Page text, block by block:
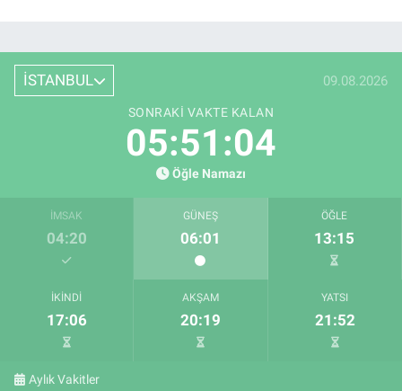
İSTANBUL 09.08.2026
SONRAKI VAKTE KALAN
05:51:03
Öğle Namazı
İMSAK
04:20
GÜNEŞ
06:01
ÖĞLE
13:15
İKINDI
17:06
AKŞAM
20:19
YATSI
21:52
Aylık Vakitler